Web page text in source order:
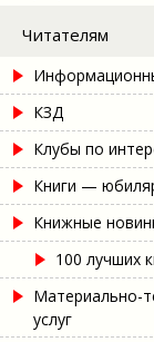
Читателям
КЗД
Клубы по
Книги —
Книжные
100 лучших
Материально-
услуг